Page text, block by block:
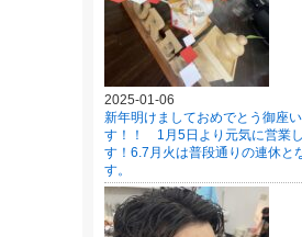
2025-01-06
新年明けましておめでとう御座い
す！！ 1月5日より元気に営業
す！6.7月火は普段通りの連休と
す。